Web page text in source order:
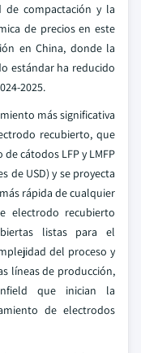
de compactación y la
de precios en este
en China, donde la
estándar ha reducido
2025.
más significativa
recubierto, que
cátodos LFP y LMFP
de USD) y se proyecta
rápida de cualquier
electrodo recubierto
listas para el
del proceso y
líneas de producción,
que inician la
de electrodos